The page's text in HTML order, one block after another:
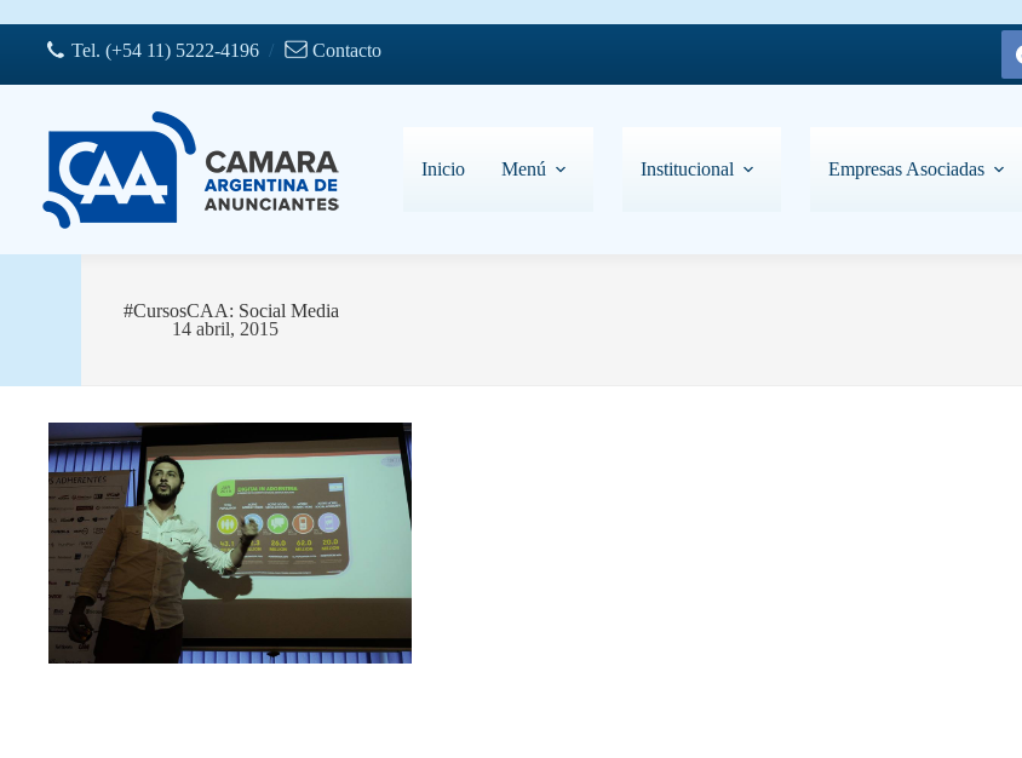
al
contenidoTel. (+54 11) 5222-4196/ Contacto
Inicio Menú Institucional Empresas Asociadas
#CursosCAA: Social Media
14 abril, 2015